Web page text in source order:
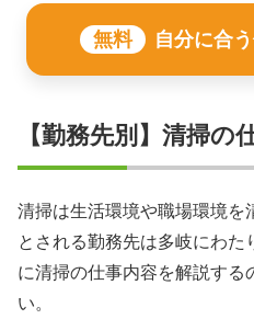
無料 自分に合
【勤務先別】清掃の
清掃は生活環境や職場環境を
とされる勤務先は多岐にわた
に清掃の仕事内容を解説する
い。